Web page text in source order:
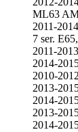
ML63
2011-
7 ser.
2011-
2014-
2010-
2013-
2014-
2013-
2014-